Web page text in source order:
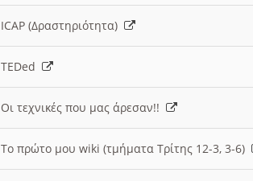
ICAP (Δραστηριότητα)
TEDed
Οι τεχνικές που μας άρεσαν!!
Το πρώτο μου wiki (τμήματα Τρίτης 12-3, 3-6)